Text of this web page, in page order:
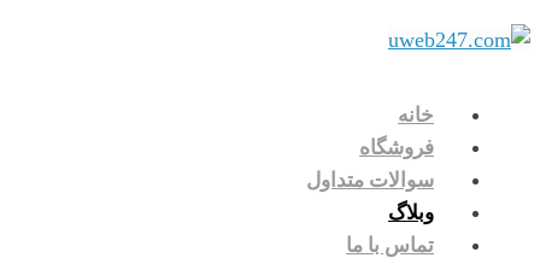
خانه
فروشگاه
سوالات متداول
وبلاگ
تماس با ما